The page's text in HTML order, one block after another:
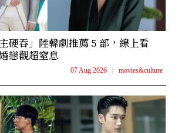
硬吞」陸韓劇推薦 5 部，線上看
戀觀超窒息
07 Aug 2026 | movies&culture